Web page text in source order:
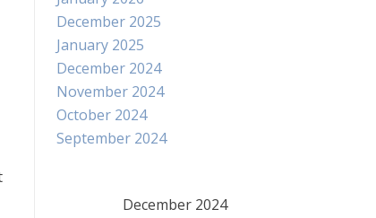
December 2025
January 2025
December 2024
November 2024
October 2024
September 2024
December 2024